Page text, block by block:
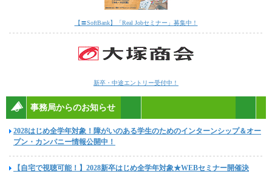
【〓SoftBank】「Real Jobセミナー」募集中！
新卒・中途エントリー受付中！
事務局からのお知らせ
2028はじめ全学年対象！障がいのある学生のためのインターンシップ＆オー
プン・カンパニー情報公開中！
【自宅で視聴可能！】2028新卒はじめ全学年対象★WEBセミナー開催決